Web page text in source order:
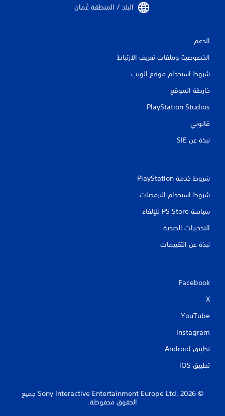
البلد / المنطقة عُمان‏
الدعم
الخصوصية وملفات تعريف الارتباط
شروط استخدام موقع الويب
خارطة الموقع
PlayStation Studios
قانوني
نبذة عن SIE‏
شروط خدمة PlayStation‏
شروط استخدام البرمجيات
سياسة PS Store للإلغاء
التحذيرات الصحية
نبذة عن التقييمات
Facebook
X
YouTube
Instagram
تطبيق Android‏
تطبيق iOS‏
‏© 2026 Sony Interactive Entertainment Europe Ltd.‎ جميع
الحقوق محفوظة.